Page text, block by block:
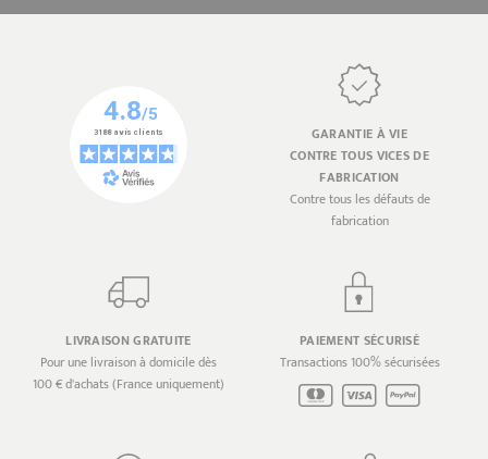
GARANTIE À VIE
CONTRE TOUS VICES DE
FABRICATION
Contre tous les défauts de
fabrication
LIVRAISON GRATUITE
Pour une livraison à domicile dès
100 € d'achats (France uniquement)
PAIEMENT SÉCURISÉ
Transactions 100% sécurisées